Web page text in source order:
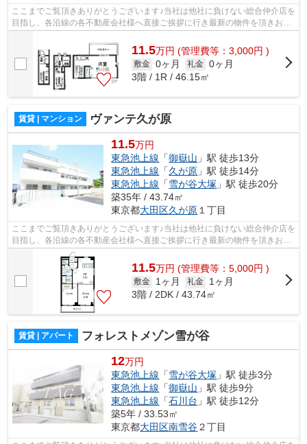
ここまでご覧頂きありがとうございます♪当社は他社に負けない総合仲介店を
目指し、各沿線の各不動産会社様へ直接ご挨拶に行き最新の物件を頂きお客
様へ提供しております！最新の情報は...
11.5万円 (管理費等：3,000円 )
敷金 0ヶ月 礼金 0ヶ月
3階 / 1R / 46.15㎡
賃貸 | マンション ヴァンテ久が原
11.5万円
東急池上線 「御嶽山 」駅 徒歩13分
東急池上線 「久が原 」駅 徒歩14分
東急池上線 「雪が谷大塚 」駅 徒歩20分
築35年 / 43.74㎡
東京都大田区久が原 １丁目
ここまでご覧頂きありがとうございます♪当社は他社に負けない総合仲介店を
目指し、各沿線の各不動産会社様へ直接ご挨拶に行き最新の物件を頂きお客
様へ提供しております！最新の情報は...
11.5万円 (管理費等：5,000円 )
敷金 1ヶ月 礼金
1ヶ月
3階 / 2DK / 43.74㎡
賃貸 | アパート フォレストメゾン雪が谷
12万円
東急池上線 「雪が谷大塚 」駅 徒歩3分
東急池上線 「御嶽山 」駅 徒歩9分
東急池上線 「石川台 」駅 徒歩12分
築5年 / 33.53㎡
東京都大田区南雪谷２丁目